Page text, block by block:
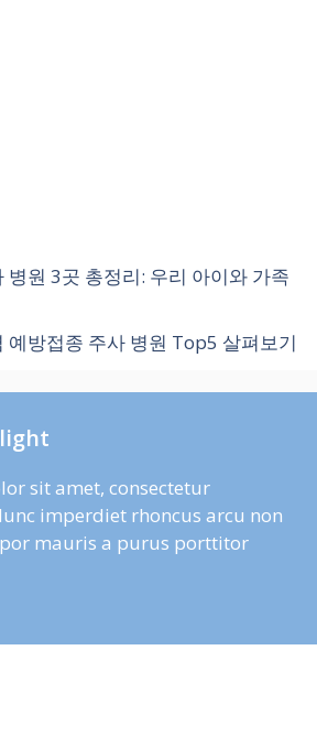
병원 3곳 총정리: 우리 아이와 가족
예방접종 주사 병원 Top5 살펴보기
sit amet, consectetur
imperdiet rhoncus arcu non
mauris a purus porttitor